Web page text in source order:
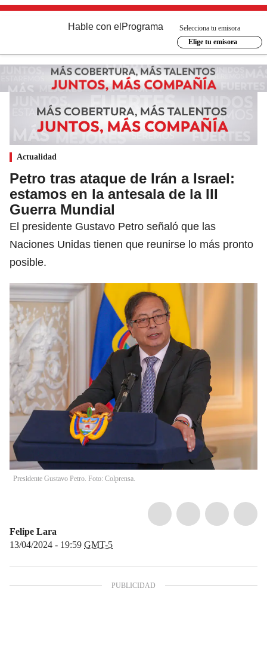
Hable con el Programa
Selecciona tu emisora
Elige tu emisora
Actualidad
Petro tras ataque de Irán a Israel:
estamos en la antesala de la III
Guerra Mundial
El presidente Gustavo Petro señaló que las
Naciones Unidas tienen que reunirse lo más pronto
posible.
Presidente Gustavo Petro. Foto: Colprensa.
Felipe Lara
13/04/2024 - 19:59 GMT-5